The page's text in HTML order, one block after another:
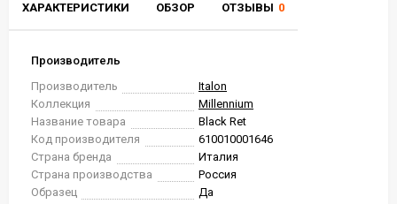
ХАРАКТЕРИСТИКИ ОБЗОР ОТЗЫВЫ 0
Производитель
Производитель
Italon
Коллекция
Millennium
Название товара
Black Ret
Код производителя
610010001646
Страна бренда
Италия
Страна производства
Россия
Образец
Да